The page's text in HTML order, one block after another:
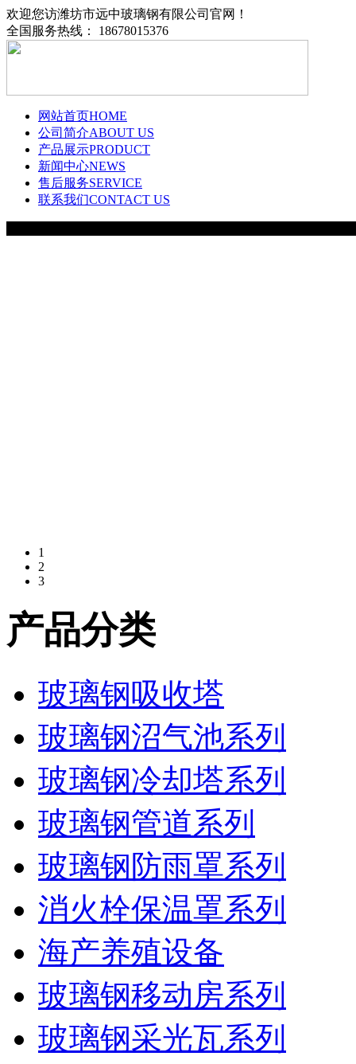
欢迎您访潍坊市远中玻璃钢有限公司官网！
全国服务热线： 18678015376
网站首页HOME
公司简介ABOUT US
产品展示PRODUCT
新闻中心NEWS
售后服务SERVICE
联系我们CONTACT US
1
2
3
产品分类
玻璃钢吸收塔
玻璃钢沼气池系列
玻璃钢冷却塔系列
玻璃钢管道系列
玻璃钢防雨罩系列
消火栓保温罩系列
海产养殖设备
玻璃钢移动房系列
玻璃钢采光瓦系列